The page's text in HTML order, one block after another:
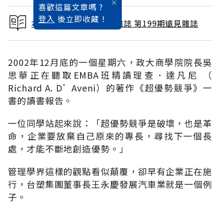
喜歡這篇文章嗎 ?
登入 後立即收藏 !
本文出自 2003 / 1月號雜誌 第199期遠見雜誌
2002年12月底的一個星期六，政大商學院院長吳
思華正在聽取EMBA班精讀理查．達凡尼 （
Richard A. D’Aveni）的著作《超優勢競爭》一
書的讀書報告。
一位同學站起來說：「超優勢競爭是破壞，也是革
命，企業要放棄自己原來的專長，尋找下一個長
處，才能不斷地創造優勢。」
管理學界這樣的觀點看似顛覆，卻早有企業正在施
行，台塑集團董事長王永慶發展汽車業就是一個例
子。